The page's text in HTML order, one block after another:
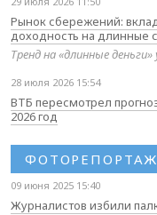
Рынок сбережений:
доходность на длинные
Тренд на «длинные
28 июля 2026 15:54
ВТБ пересмотрел
2026 год
ФОТОРЕПОРТАЖ
09 июня 2025 15:40
Журналистов избили